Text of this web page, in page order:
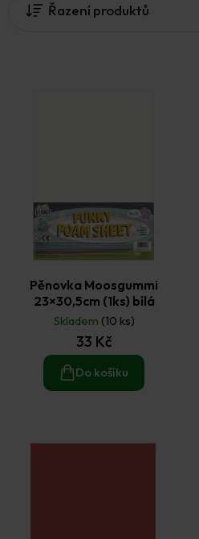
Řazení produktů
Pěnovka Moosgummi
23×30,5cm (1ks) bílá
Skladem (10 ks)
33 Kč
Do košíku